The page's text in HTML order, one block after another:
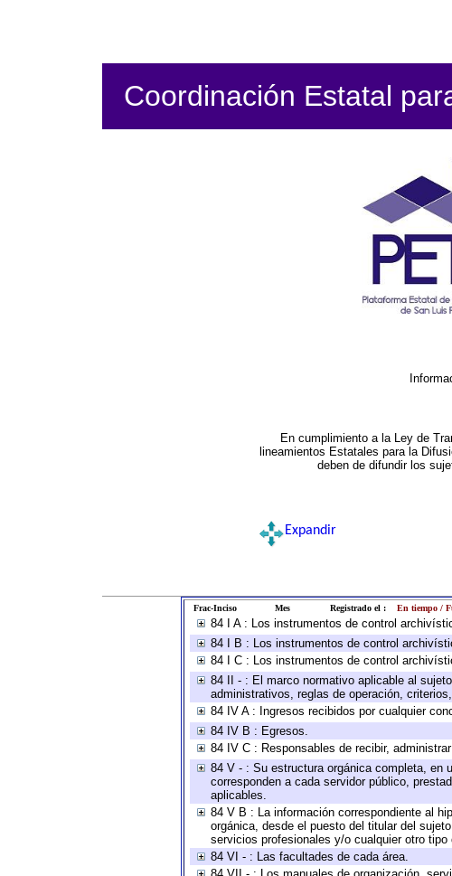
Coordinación Estatal
En cumplimiento a la Ley de
lineamientos Estatales para la
deben de difundir los
Expandir
Frac-Inciso Mes Registrado el : En tiempo /
84 I A : Los instrumentos de control
84 I B : Los instrumentos de control
84 I C : Los instrumentos de control
84 II - : El marco normativo aplicable al
administrativos, reglas de operación,
84 IV A : Ingresos recibidos por cualquier
84 IV B : Egresos.
84 IV C : Responsables de recibir,
84 V - : Su estructura orgánica completa, en
corresponden a cada servidor público,
aplicables.
84 V B : La información correspondiente al
orgánica, desde el puesto del titular del
servicios profesionales y/o cualquier otro tipo
84 VI - : Las facultades de cada área.